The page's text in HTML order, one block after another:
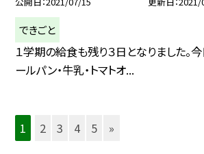
できごと
１学期の給食も残り３日となりました。
ールパン・牛乳・トマトオ...
1 2 3 4 5 »